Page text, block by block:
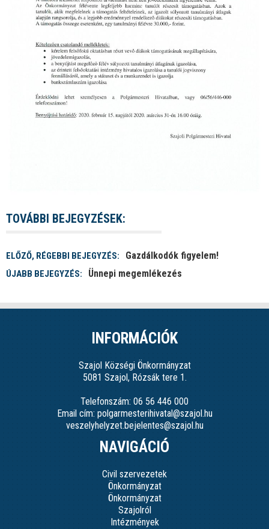
TOVÁBBI BEJEGYZÉSEK:
ELŐZŐ, RÉGEBBI BEJEGYZÉS: Gazdálkodók figyelem!
ÚJABB BEJEGYZÉS: Ünnepi megemlékezés
INFORMÁCIÓK
Szajol Községi Önkormányzat
5081 Szajol, Rózsák tere 1.
Telefonszám: 06 56 446 000
Email cím: polgarmesterihivatal@szajol.hu
veszelyhelyzet.bejelentes@szajol.hu
NAVIGÁCIÓ
Civil szervezetek
Önkormányzat
Önkormányzat
Szajolról
Intézmények